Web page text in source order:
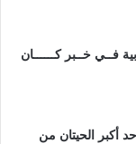
فــي خــبر كــــــان
أكبر الحيتان من